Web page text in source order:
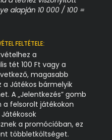
alapján 10 000 / 100 =
FELTÉTELE:
a
tét 100 Ft vagy a
magasabb
a Játékos bármelyik
A „Jelentkezés” gomb
felsorolt játékokon
a promócióban, ez
többletköltséget.